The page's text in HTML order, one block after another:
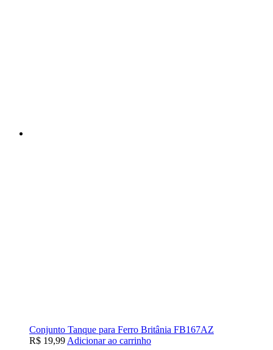
Conjunto Tanque para Ferro Britânia FB167AZ
R$ 19,99 Adicionar ao carrinho